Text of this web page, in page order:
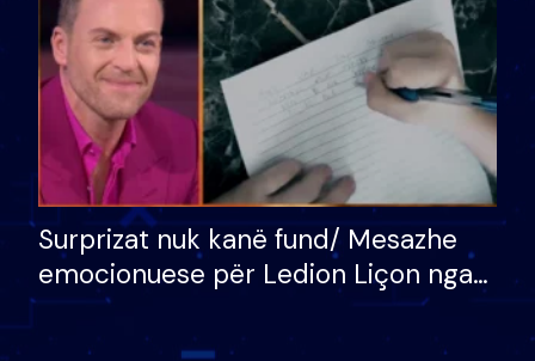
Surprizat nuk kanë fund/ Mesazhe
emocionuese për Ledion Liçon nga
nëna dhe fëmijët e tij, moderatori
nuk i mban dot lotët: Nuk meritoj…